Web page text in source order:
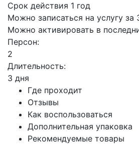
Срок действия 1 год
Можно записаться на услугу
Можно активировать в
Персон:
2
Длительность:
3 дня
Где проходит
Отзывы
Как воспользоваться
Дополнительная упаковка
Рекомендуемые товары